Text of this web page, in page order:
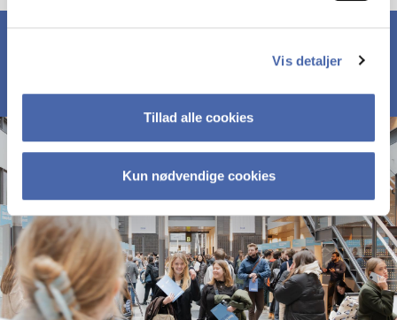
Vis detaljer
Tillad alle cookies
Kun nødvendige cookies